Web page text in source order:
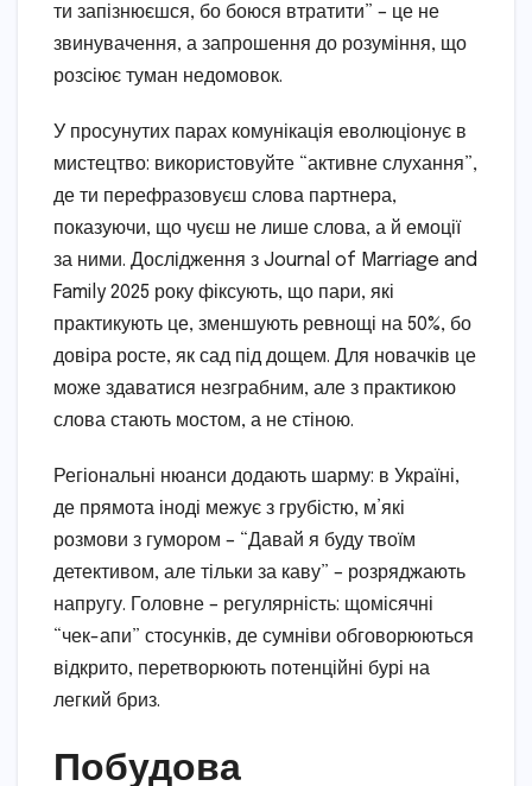
ти запізнюєшся, бо боюся втратити” – це не
звинувачення, а запрошення до розуміння, що
розсіює туман недомовок.
У просунутих парах комунікація еволюціонує в
мистецтво: використовуйте “активне слухання”,
де ти перефразовуєш слова партнера,
показуючи, що чуєш не лише слова, а й емоції
за ними. Дослідження з Journal of Marriage and
Family 2025 року фіксують, що пари, які
практикують це, зменшують ревнощі на 50%, бо
довіра росте, як сад під дощем. Для новачків це
може здаватися незграбним, але з практикою
слова стають мостом, а не стіною.
Регіональні нюанси додають шарму: в Україні,
де прямота іноді межує з грубістю, м’які
розмови з гумором – “Давай я буду твоїм
детективом, але тільки за каву” – розряджають
напругу. Головне – регулярність: щомісячні
“чек-апи” стосунків, де сумніви обговорюються
відкрито, перетворюють потенційні бурі на
легкий бриз.
Побудова